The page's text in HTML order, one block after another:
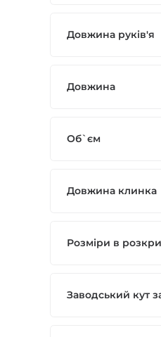
Довжина руків'я
Довжина
Об`єм
Довжина клинка
Розміри в
Заводський кут